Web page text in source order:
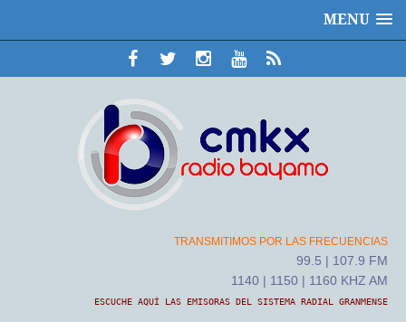
MENU
TRANSMITIMOS POR LAS FRECUENCIAS
99.5 | 107.9 FM
1140 | 1150 | 1160 KHZ AM
ESCUCHE AQUÍ LAS EMISORAS DEL SISTEMA RADIAL GRANMENSE